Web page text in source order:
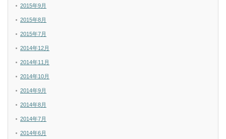
2015年9月
2015年8月
2015年7月
2014年12月
2014年11月
2014年10月
2014年9月
2014年8月
2014年7月
2014年6月